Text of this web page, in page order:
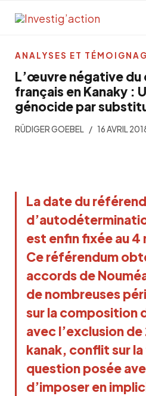
L’œuvre négative du
français en Kanaky :
génocide par
RÜDIGER GOEBEL 16 AVRIL
La date du
est enfin fixée au 4
Ce référendum
accords de
de nombreuses
sur la composition
avec l’exclusion
kanak, conflit sur
question posée
d’imposer en
ANALYSES ET